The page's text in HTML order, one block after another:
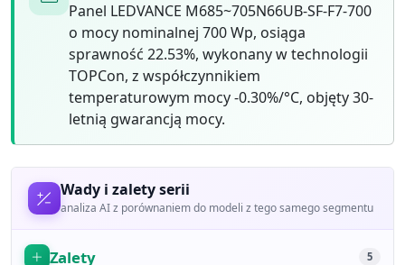
Panel LEDVANCE M685~705N66UB-SF-F7-700
o mocy nominalnej 700 Wp, osiąga
sprawność 22.53%, wykonany w technologii
TOPCon, z współczynnikiem
temperaturowym mocy -0.30%/°C, objęty 30-
letnią gwarancją mocy.
Wady i zalety serii
analiza AI z porównaniem do modeli z tego samego segmentu
Zalety 5